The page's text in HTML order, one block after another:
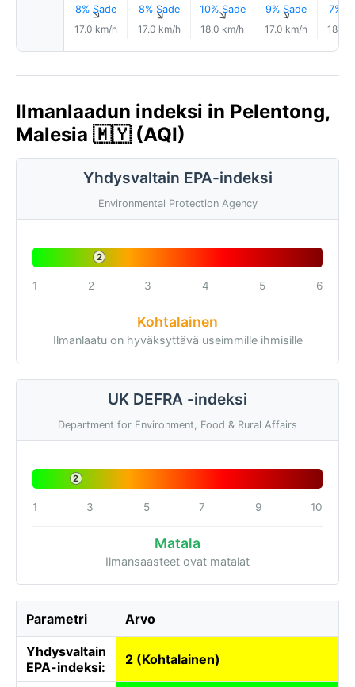
8% Sade
↑
17.0 km/h
8% Sade
↑
17.0 km/h
10% Sade
↑
18.0 km/h
9% Sade
↑
17.0 km/h
7%
18.0
Ilmanlaadun indeksi in Pelentong,
Malesia 🇲🇾 (AQI)
Yhdysvaltain EPA-indeksi
Environmental Protection Agency
2
1 2 3 4 5 6
Kohtalainen
Ilmanlaatu on hyväksyttävä useimmille ihmisille
UK DEFRA -indeksi
Department for Environment, Food & Rural Affairs
2
1 3 5 7 9 10
Matala
Ilmansaasteet ovat matalat
Parametri Arvo
Yhdysvaltain
EPA-indeksi:
2 (Kohtalainen)